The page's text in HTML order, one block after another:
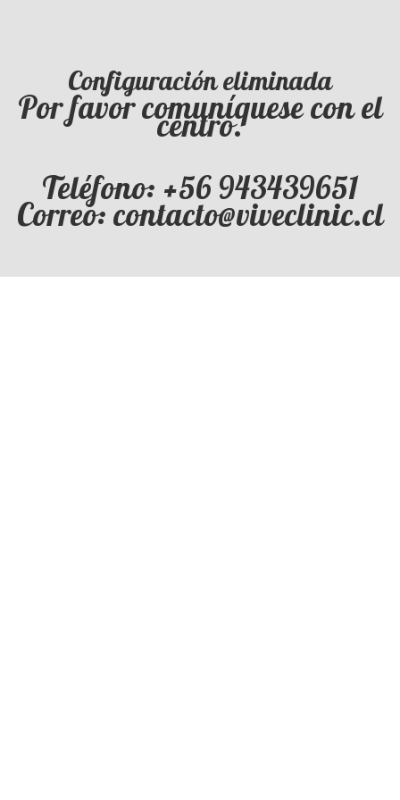
Configuración eliminada
Por favor comuníquese con el
centro.
Teléfono: +56 943439651
Correo: contacto@viveclinic.cl